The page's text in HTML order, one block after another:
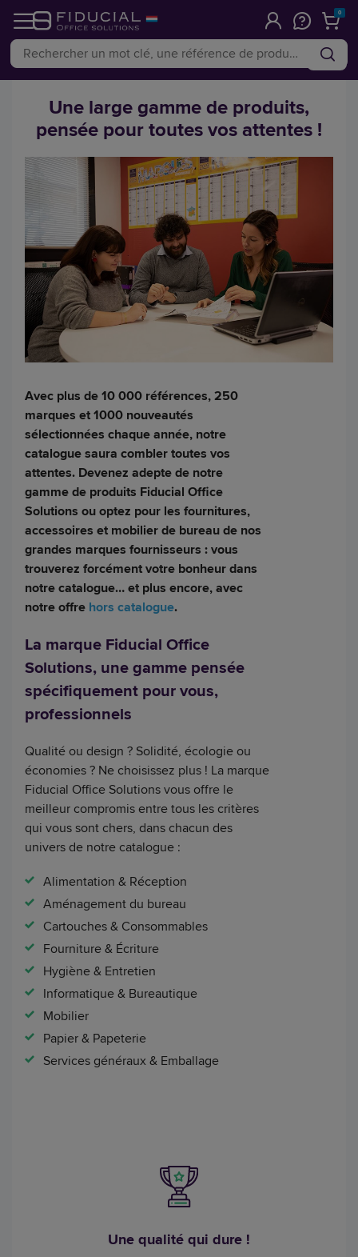
0
Une large gamme de produits,
pensée pour toutes vos attentes !
Avec plus de 10 000 références, 250
marques et 1000 nouveautés
sélectionnées chaque année, notre
catalogue saura combler toutes vos
attentes. Devenez adepte de notre
gamme de produits Fiducial Office
Solutions ou optez pour les fournitures,
accessoires et mobilier de bureau de nos
grandes marques fournisseurs : vous
trouverez forcément votre bonheur dans
notre catalogue… et plus encore, avec
notre offre hors catalogue.
La marque Fiducial Office
Solutions, une gamme pensée
spécifiquement pour vous,
professionnels
Qualité ou design ? Solidité, écologie ou
économies ? Ne choisissez plus ! La marque
Fiducial Office Solutions vous offre le
meilleur compromis entre tous les critères
qui vous sont chers, dans chacun des
univers de notre catalogue :
Alimentation & Réception
Aménagement du bureau
Cartouches & Consommables
Fourniture & Écriture
Hygiène & Entretien
Informatique & Bureautique
Mobilier
Papier & Papeterie
Services généraux & Emballage
Une qualité qui dure !